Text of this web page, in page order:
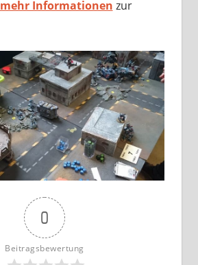
mehr Informationen zur
0
Beitragsbewertung